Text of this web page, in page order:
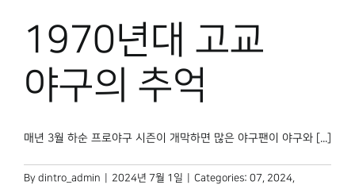
1970년대 고교
야구의 추억
매년 3월 하순 프로야구 시즌이 개막하면 많은 야구팬이 야구와 [...]
By dintro_admin 2024년 7월 1일 Categories: 07, 2024,